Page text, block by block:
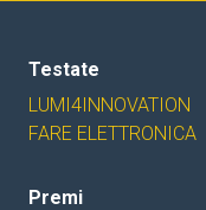
Testate
LUMI4INNOVATION
FARE ELETTRONICA
Premi